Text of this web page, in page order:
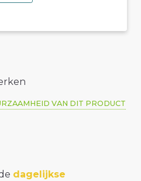
VAN DIT PRODUCT
dagelijkse